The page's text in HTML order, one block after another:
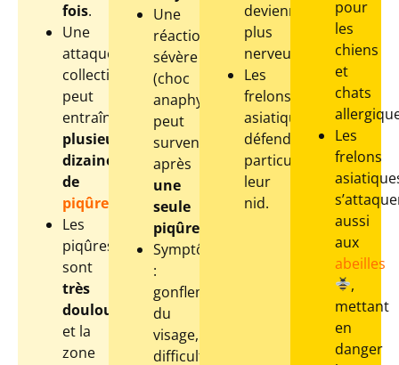
fois.
Une
attaque
collective
peut
entraîner
plusieurs
dizaines
de
piqûres
Les
piqûres
sont
très
douloureuses
et la
zone
Une
réaction
sévère
(choc
anaphylactique)
peut
survenir
après
une
seule
piqûre
Symptômes
:
gonflement
du
visage,
difficultés
deviennent
plus
nerveux.
Les
frelons
asiatiques
défendent
particulièrement
leur
nid.
pour
les
chiens
et
chats
Les
frelons
aussi
aux
abeilles
,
mettant
en
danger